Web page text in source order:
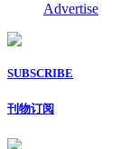
Advertise
SUBSCRIBE
刊物订阅